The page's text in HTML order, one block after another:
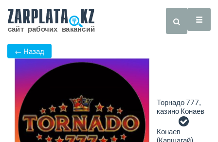
← Назад
Торнадо 777,
казино Конаев
Конаев
(Капшагай)